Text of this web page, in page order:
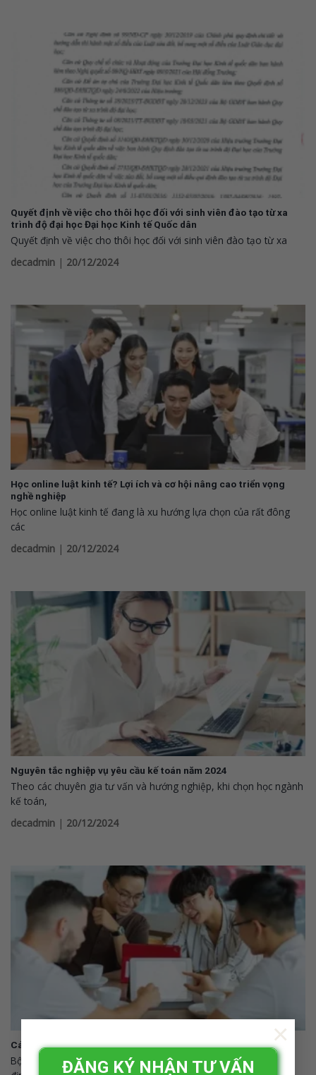
ĐĂNG KÝ NHẬN TƯ VẤN
×
Quyết định về việc cho thôi học đối với sinh viên đào tạo từ xa
trình độ đại học Đại học Kinh tế Quốc dân
Quyết định về việc cho thôi học đối với sinh viên đào tạo từ xa
decadmin | 20/12/2024
Học online luật kinh tế? Lợi ích và cơ hội nâng cao triển vọng
nghề nghiệp
Học online luật kinh tế đang là xu hướng lựa chọn của rất đông
các
decadmin | 20/12/2024
Nguyên tắc nghiệp vụ yêu cầu kế toán năm 2024
Theo các chuyên gia tư vấn và hướng nghiệp, khi chọn học ngành
kế toán,
decadmin | 20/12/2024
Các phương thức xét tuyển quản trị kinh doanh mới nhất 2025
Bộ GD&ĐT quy định, các trường Đại học được phép đưa ra quy